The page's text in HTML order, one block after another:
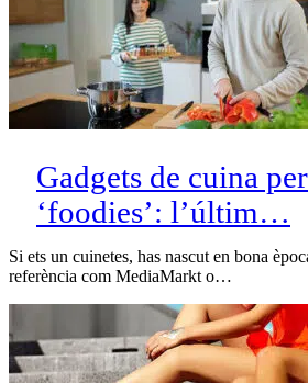
Gadgets de cuina
‘foodies’: l’últim…
Si ets un cuinetes, has nascut en bona
referència com MediaMarkt o…